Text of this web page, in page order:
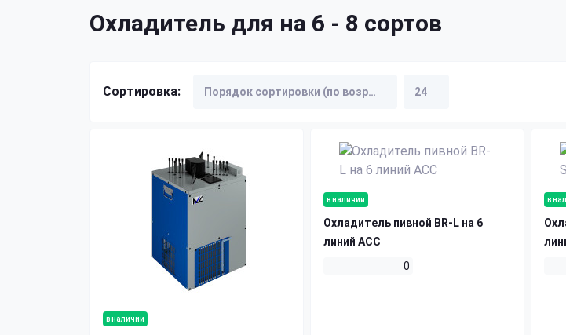
Охладитель для на 6 - 8 сортов
Сортировка:
в наличии
в наличии
Охладитель пивной BR-L на 6
линий АСС
0
в